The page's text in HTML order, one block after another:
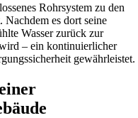
Rohrsystem zu den
Nachdem es dort seine
Wasser zurück zur
– ein kontinuierlicher
gewährleistet.